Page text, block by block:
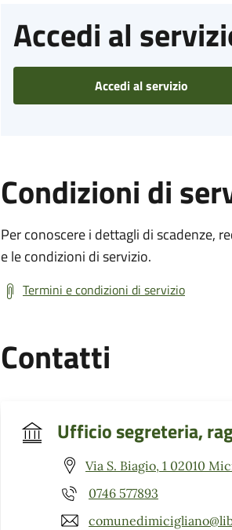
Accedi al
Accedi al servizio
Condizioni di
Per conoscere i dettagli di scadenze,
e le condizioni di servizio.
Termini e condizioni di servizio
Contatti
Ufficio segreteria,
Via S. Biagio, 1 02010
0746 577893